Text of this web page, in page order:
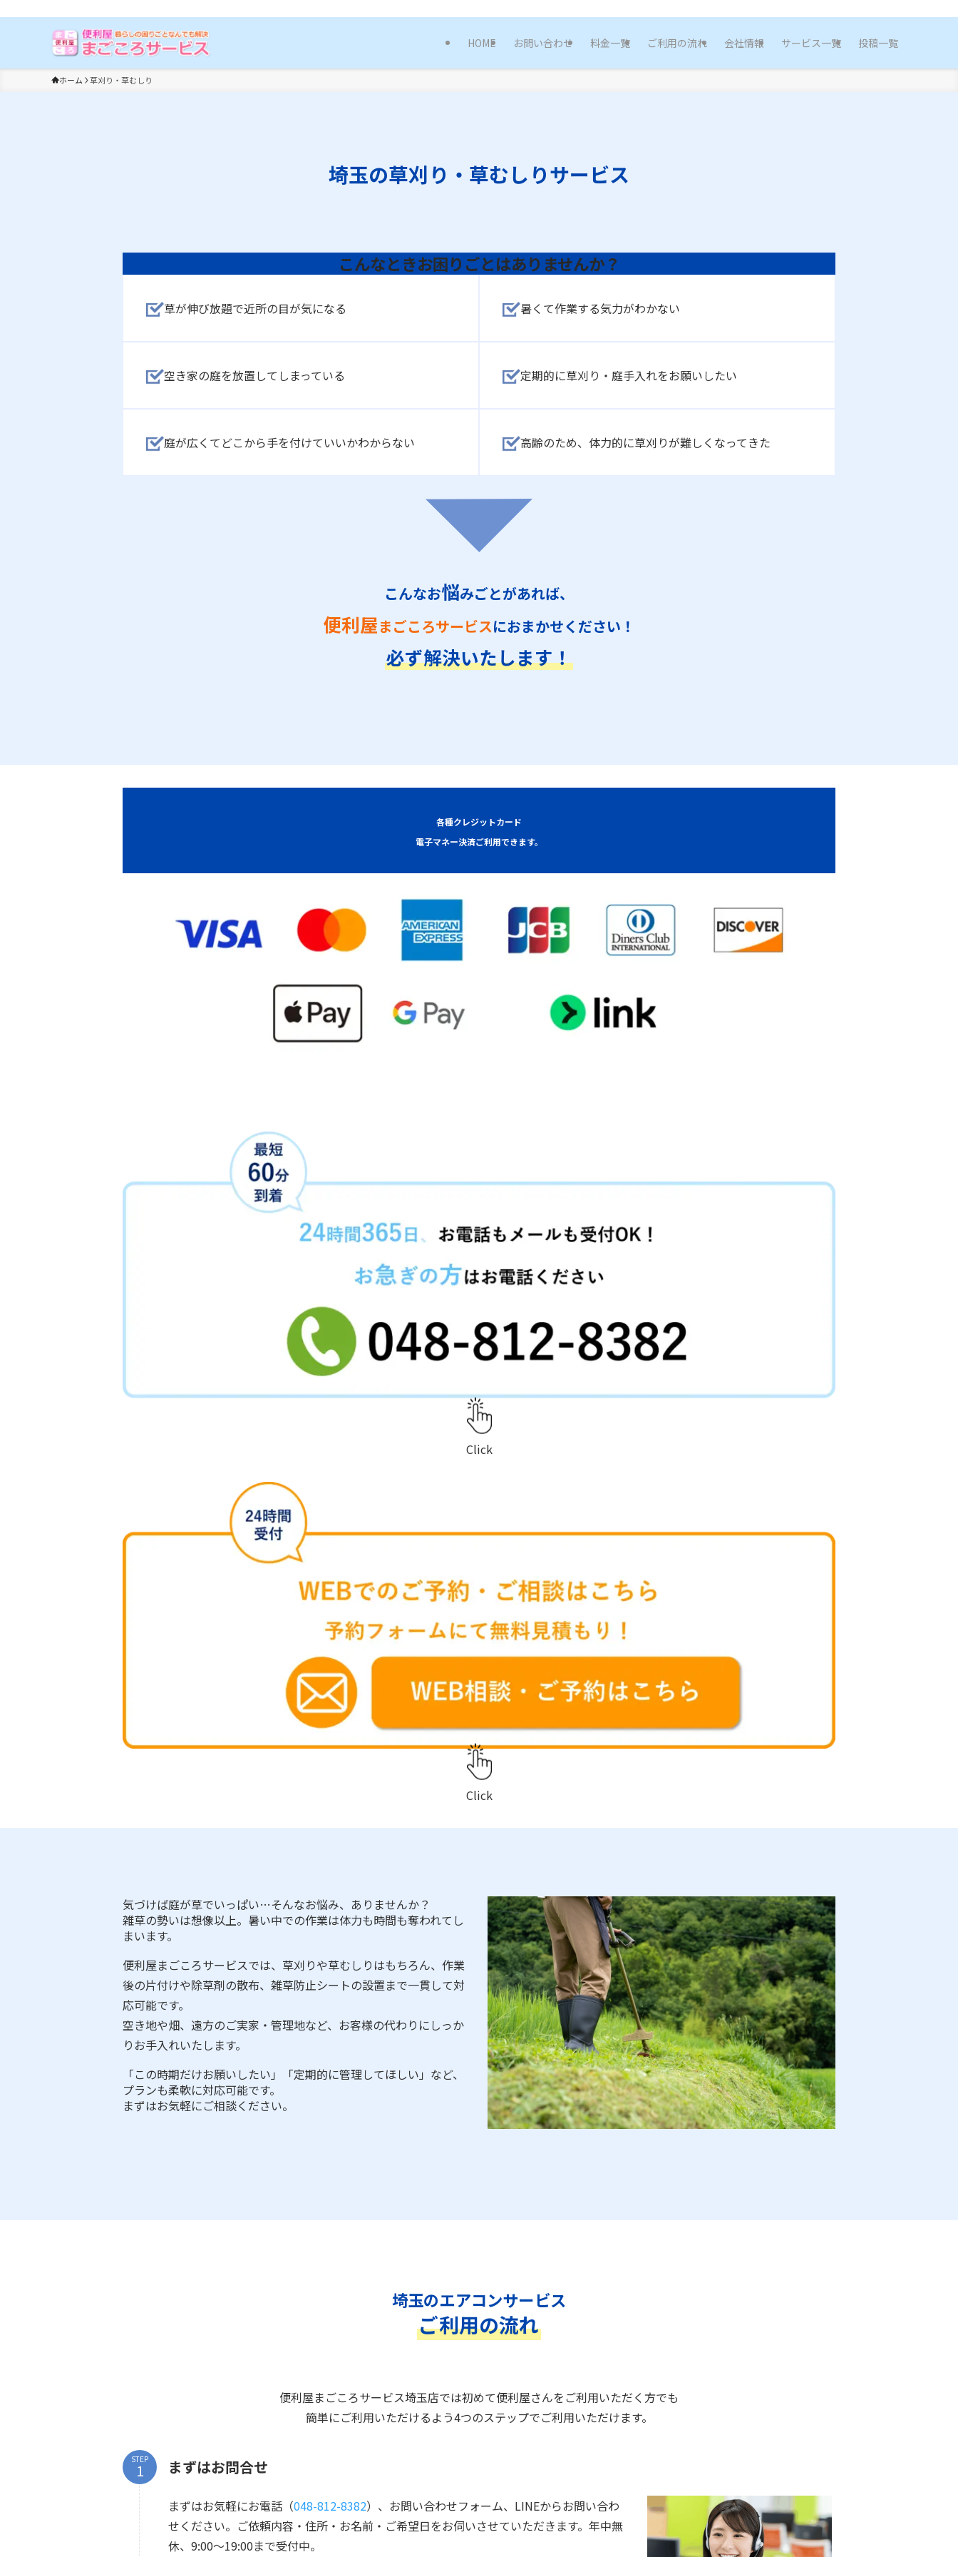
HOME お問い合わせ 料金一覧 ご利用の流れ 会社情報 サービス一覧 投稿一覧
ホーム 草刈り・草むしり
埼玉の草刈り・草むしりサービス
こんなときお困りごとはありませんか？
草が伸び放題で近所の目が気になる 暑くて作業する気力がわかない
空き家の庭を放置してしまっている 定期的に草刈り・庭手入れをお願いしたい
庭が広くてどこから手を付けていいかわからない 高齢のため、体力的に草刈りが難しくなってきた
こんなお悩みごとがあれば、
便利屋まごころサービスにおまかせください！
必ず解決いたします！
各種クレジットカード
電子マネー決済ご利用できます。
Click
Click
気づけば庭が草でいっぱい…そんなお悩み、ありませんか？
雑草の勢いは想像以上。暑い中での作業は体力も時間も奪われてし
まいます。
便利屋まごころサービスでは、草刈りや草むしりはもちろん、作業
後の片付けや除草剤の散布、雑草防止シートの設置まで一貫して対
応可能です。
空き地や畑、遠方のご実家・管理地など、お客様の代わりにしっか
りお手入れいたします。
「この時期だけお願いしたい」「定期的に管理してほしい」など、
プランも柔軟に対応可能です。
まずはお気軽にご相談ください。
埼玉のエアコンサービス
ご利用の流れ
便利屋まごころサービス埼玉店では初めて便利屋さんをご利用いただく方でも
簡単にご利用いただけるよう4つのステップでご利用いただけます。
STEP まずはお問合せ
まずはお気軽にお電話（048-812-8382）、お問い合わせフォーム、LINEからお問い合わ
せください。ご依頼内容・住所・お名前・ご希望日をお伺いさせていただきます。年中無
休、9:00～19:00まで受付中。